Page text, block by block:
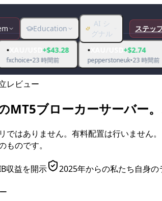
Education
AI シ
グナル
ステッ
+$43.28
時間前
•XAU/USD +$2.74
pepperstoneuk•23 時間前
•XAU/
oanda•
レビュー
MT5ブローカーサーバー
ではありません。有料配置は行いませ
のです。
収益を開示 2025年からの私たち自身